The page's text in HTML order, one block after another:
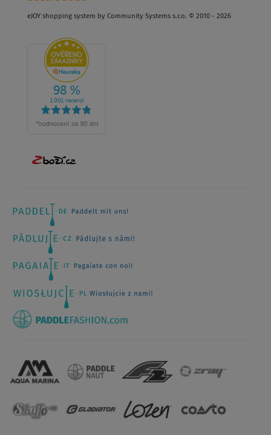
eJOY shopping system by Community Systems s.r.o. © 2010 - 2026